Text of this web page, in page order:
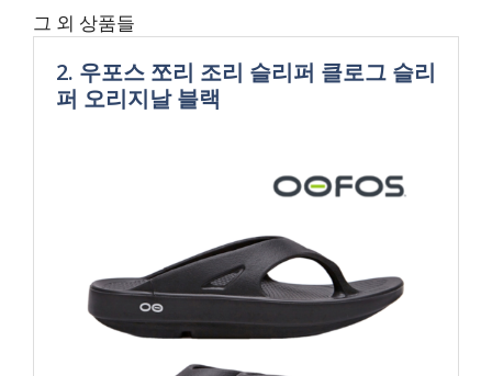
그 외 상품들
2. 우포스 쪼리 조리 슬리퍼 클로그 슬리
퍼 오리지날 블랙